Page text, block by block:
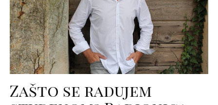
Zašto se radujem